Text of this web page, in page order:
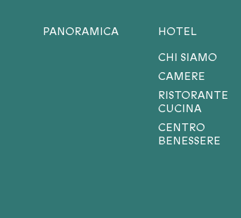
PANORAMICA
HOTEL
CHI SIAMO
CAMERE
RISTORANTE
CUCINA
CENTRO
BENESSERE